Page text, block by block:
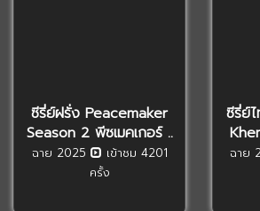
ซีรี่ย์ฝรั่ง Peacemaker
Season 2 พีซเมคเกอร์ ..
ฉาย 2025
เข้าชม 4201
ครั้ง
ซีรี่ย์
ฉาย